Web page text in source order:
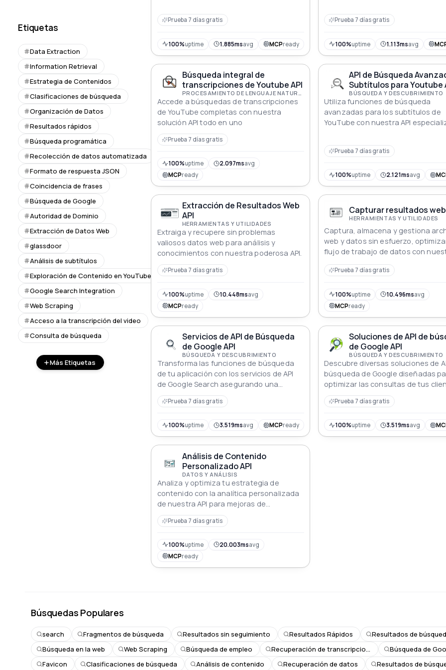
Etiquetas
Data Extraction
Information Retrieval
Estrategia de Contenidos
Clasificaciones de búsqueda
Organización de Datos
Resultados rápidos
Búsqueda programática
Recolección de datos automatizada
Formato de respuesta JSON
Coincidencia de frases
Búsqueda de Google
Autoridad de Dominio
Extracción de Datos Web
glassdoor
Análisis de subtítulos
Exploración de Contenido en YouTube
Google Search Integration
Web Scraping
Acceso a la transcripción del video
Consulta de búsqueda
Más Etiquetas
de aplicación directa
Prueba 7 días gratis
100%uptime 1.885msavg MCPready
Prueba 7 días gratis
100%uptime 1.113msavg
Búsqueda integral de
transcripciones de Youtube API
Accede a búsquedas de transcripciones
de YouTube completas con nuestra
solución API todo en uno
Prueba 7 días gratis
100%uptime 2.097msavg
MCPready
API de Búsqueda
Subtítulos para Youtube
BÚSQUEDA Y DESCUBRIMIENTO
Utiliza funciones de búsqueda
avanzadas para los subtítulos de
YouTube con nuestra API
Prueba 7 días gratis
100%uptime 2.121msavg
Extracción de Resultados Web
API
HERRAMIENTAS Y UTILIDADES
Extraiga y recupere sin problemas
valiosos datos web para análisis y
conocimientos con nuestra poderosa API.
Prueba 7 días gratis
100%uptime 10.448msavg
MCPready
Capturar resultados web
HERRAMIENTAS Y UTILIDADES
Captura, almacena y gestiona
web y datos sin esfuerzo,
flujo de trabajo de datos con
Prueba 7 días gratis
100%uptime 10.496msavg
MCPready
Servicios de API de Búsqueda
de Google API
BÚSQUEDA Y DESCUBRIMIENTO
Transforma las funciones de búsqueda
de tu aplicación con los servicios de API
de Google Search asegurando una
recuperación de información rápida y
confiable
Prueba 7 días gratis
100%uptime 3.519msavg MCPready
Soluciones de API de
de Google API
BÚSQUEDA Y DESCUBRIMIENTO
Descubre diversas soluciones de
búsqueda de Google diseñadas
optimizar las consultas de tus
elevar la satisfacción del usuario
Prueba 7 días gratis
100%uptime 3.519msavg
Análisis de Contenido
Personalizado API
DATOS Y ANÁLISIS
Analiza y optimiza tu estrategia de
contenido con la analítica personalizada
de nuestra API para mejoras de
rendimiento dirigidas.
Prueba 7 días gratis
100%uptime 20.003msavg
MCPready
Búsquedas Populares
search Fragmentos de búsqueda Resultados sin seguimiento Resultados Rápidos
Resultados de
Búsqueda en la web
Web Scraping Búsqueda de empleo Recuperación de transcripciones
Búsqueda de
Favicon
Clasificaciones de búsqueda Análisis de contenido Recuperación de datos